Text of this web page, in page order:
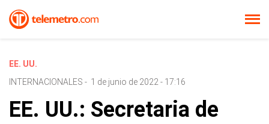
EE. UU.
INTERNACIONALES - 1 de junio de 2022 - 17:16
EE. UU.: Secretaria de